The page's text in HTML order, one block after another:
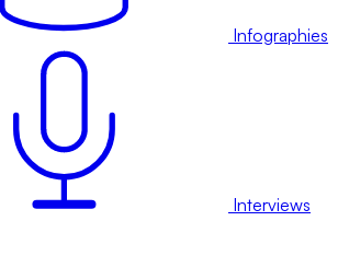
Infographies
Interviews